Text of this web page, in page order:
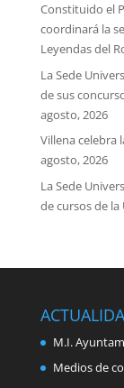
Constituido el
coordinará la
Leyendas del
La Sede
de sus
agosto, 2026
Villena celebra
agosto, 2026
La Sede
de cursos de
M.I.
Medios de